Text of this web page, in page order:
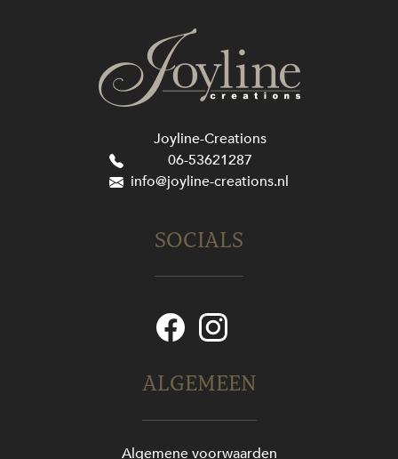
Joyline-Creations
06-53621287
info@joyline-creations.nl
ALGEMEEN
Algemene voorwaarden
SOCIALS